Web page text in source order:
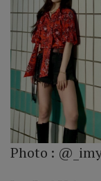
Photo :